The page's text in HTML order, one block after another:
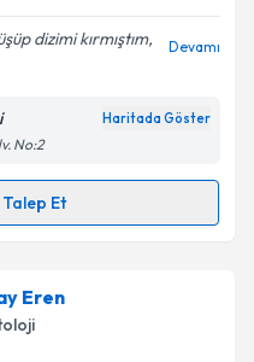
ediyorum.
Gönder
dizimi kırmıştım,
Devamı
Haritada Göster
No:2
Et
randevu takvimi talebi
randevu almanız için bir
ile bilgilendireceğiz.
Eren